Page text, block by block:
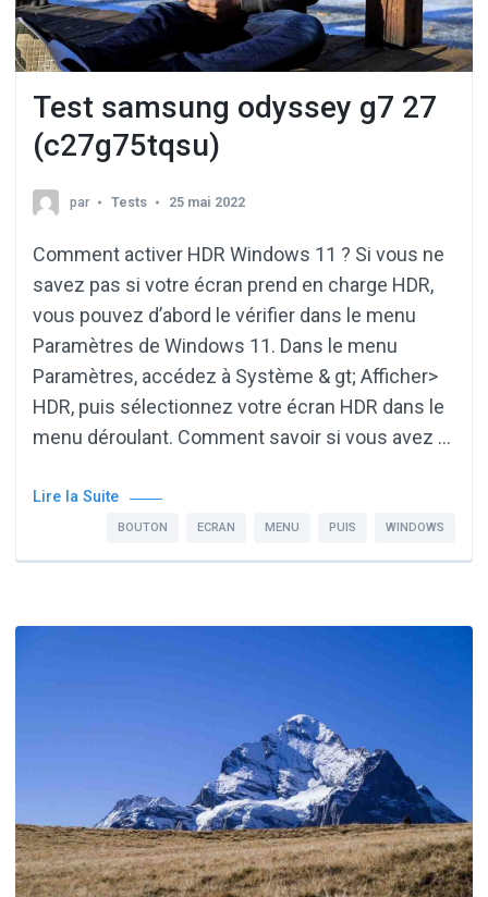
Test samsung odyssey g7 27
(c27g75tqsu)
par Tests 25 mai 2022
Comment activer HDR Windows 11 ? Si vous ne
savez pas si votre écran prend en charge HDR,
vous pouvez d’abord le vérifier dans le menu
Paramètres de Windows 11. Dans le menu
Paramètres, accédez à Système & gt; Afficher>
HDR, puis sélectionnez votre écran HDR dans le
menu déroulant. Comment savoir si vous avez …
Lire la Suite
BOUTON ECRAN MENU PUIS WINDOWS